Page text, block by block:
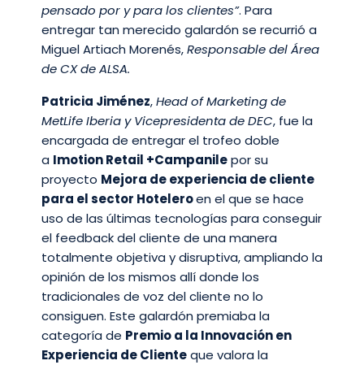
pensado por y para los clientes”. Para
entregar tan merecido galardón se recurrió a
Miguel Artiach Morenés,Responsable del Área
de CX de ALSA.
Patricia Jiménez,Head of Marketing de
MetLife Iberia y Vicepresidenta de DEC, fue la
encargada de entregar el trofeo doble
a Imotion Retail +Campanilepor su
proyecto Mejora de experiencia de cliente
para el sector Hoteleroen el que se hace
uso de las últimas tecnologías para conseguir
el feedback del cliente de una manera
totalmente objetiva y disruptiva, ampliando la
opinión de los mismos allí donde los
tradicionales de voz del cliente no lo
consiguen. Este galardón premiaba la
categoría de Premio a la Innovación en
Experiencia de Clienteque valora la